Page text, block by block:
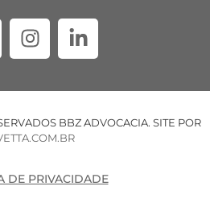
BBZ ADVOCACIA. SITE POR
DE PRIVACIDADE